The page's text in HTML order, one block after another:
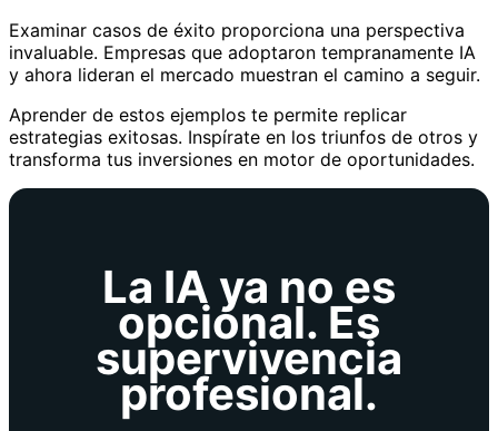
Examinar casos de éxito proporciona una perspectiva
invaluable. Empresas que adoptaron tempranamente IA
y ahora lideran el mercado muestran el camino a seguir.
Aprender de estos ejemplos te permite replicar
estrategias exitosas. Inspírate en los triunfos de otros y
transforma tus inversiones en motor de oportunidades.
La IA ya no es
opcional. Es
supervivencia
profesional.